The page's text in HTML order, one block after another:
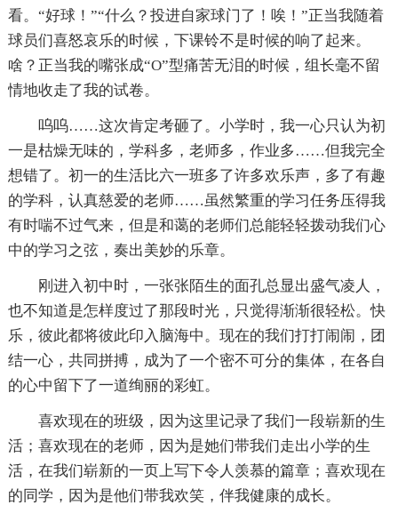
看。“好球！”“什么？投进自家球门了！唉！”正当我随着
球员们喜怒哀乐的时候，下课铃不是时候的响了起来。
啥？正当我的嘴张成“O”型痛苦无泪的时候，组长毫不留
情地收走了我的试卷。
呜呜……这次肯定考砸了。小学时，我一心只认为初
一是枯燥无味的，学科多，老师多，作业多……但我完全
想错了。初一的生活比六一班多了许多欢乐声，多了有趣
的学科，认真慈爱的老师……虽然繁重的学习任务压得我
有时喘不过气来，但是和蔼的老师们总能轻轻拨动我们心
中的学习之弦，奏出美妙的乐章。
刚进入初中时，一张张陌生的面孔总显出盛气凌人，
也不知道是怎样度过了那段时光，只觉得渐渐很轻松。快
乐，彼此都将彼此印入脑海中。现在的我们打打闹闹，团
结一心，共同拼搏，成为了一个密不可分的集体，在各自
的心中留下了一道绚丽的彩虹。
喜欢现在的班级，因为这里记录了我们一段崭新的生
活；喜欢现在的老师，因为是她们带我们走出小学的生
活，在我们崭新的一页上写下令人羡慕的篇章；喜欢现在
的同学，因为是他们带我欢笑，伴我健康的成长。